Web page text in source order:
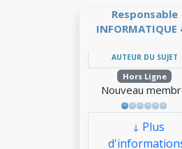
Responsable
INFORMATIQUE
AUTEUR DU SUJET
Hors Ligne
Nouveau
Plus